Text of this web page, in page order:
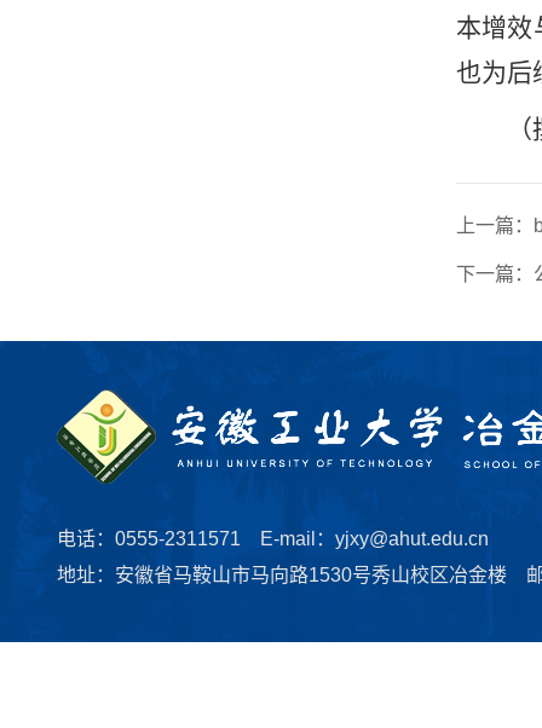
本增效
也为后
上一篇：
下一篇：
电话：0555-2311571 E-mail：yjxy@ahut.edu.cn
地址：安徽省马鞍山市马向路1530号秀山校区冶金楼